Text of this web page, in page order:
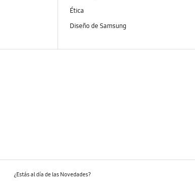
Ética
Diseño de Samsung
¿Estás al día de las Novedades?